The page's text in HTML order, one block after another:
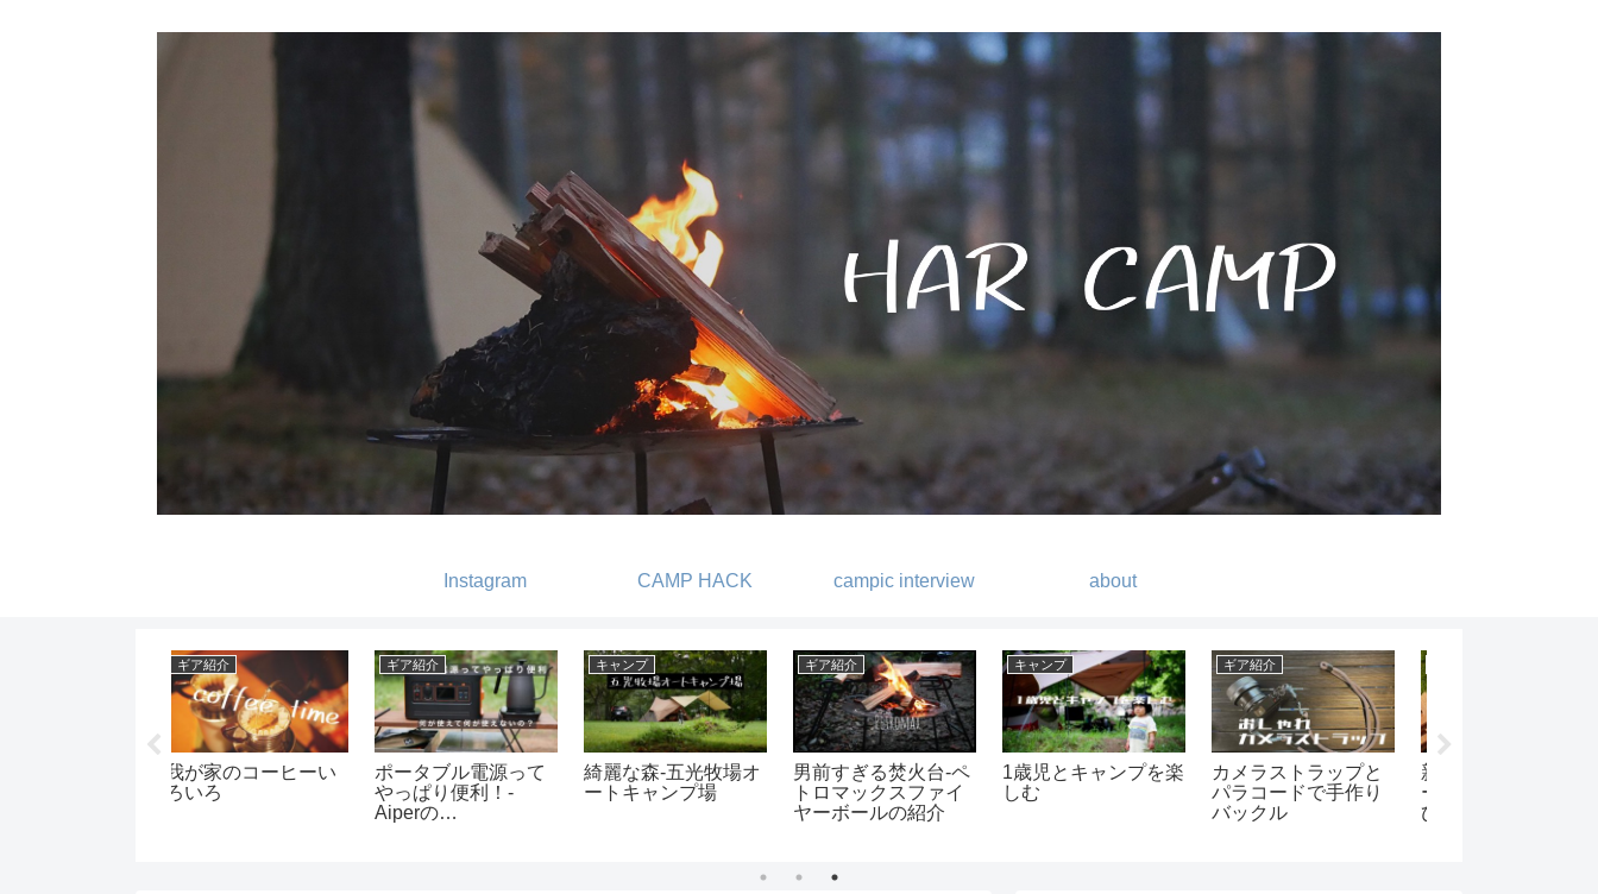
Instagram CAMP HACK campic interview about
ギア紹介
男前すぎる焚火台-ペ
トロマックスファイ
キャンプ
1歳児とキャンプを楽
しむ
ギア紹介
カメラストラップと
パラコードで手作り
ギア紹介
新しいヘキサゴンテ
ーブルが登場！これ
ひとつあれば色々な
ギア紹介
メスティンをシーズ
ニングする
キャンプ
湖畔でゆっくりキャ
ンプ -キャンプビレッ
ジ・ノーム